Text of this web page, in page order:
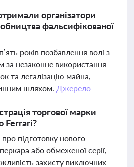
організатори
фальсифікованої
років позбавлення волі з
за незаконне використання
та легалізацію майна,
шляхом. Джерело
торгової марки
Ferrari?
підготовку нового
або обмеженої серії,
захисту виключних